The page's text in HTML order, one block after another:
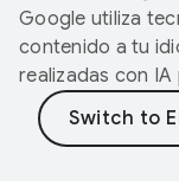
Google utiliza
contenido a tu
realizadas con